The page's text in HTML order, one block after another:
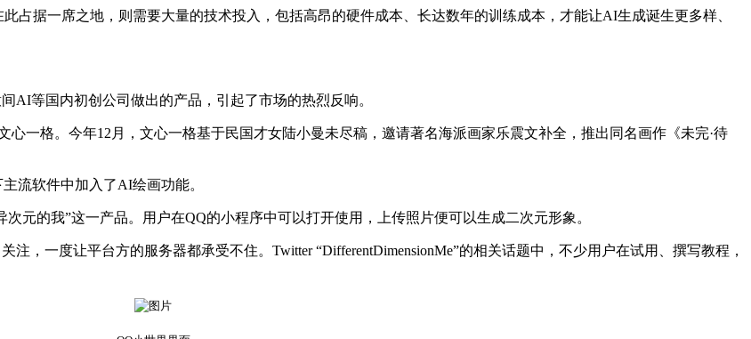
占据一席之地，则需要大量的技术投入，包括高昂的硬件成本、长达数年的训练成本，才能让AI生成诞生更多样、
AI等国内初创公司做出的产品，引起了市场的热烈反响。
一格。今年12月，文心一格基于民国才女陆小曼未尽稿，邀请著名海派画家乐震文补全，推出同名画作《未完·待
流软件中加入了AI绘画功能。
元的我”这一产品。用户在QQ的小程序中可以打开使用，上传照片便可以生成二次元形象。
，一度让平台方的服务器都承受不住。Twitter “DifferentDimensionMe”的相关话题中，不少用户在试用、撰写教程，